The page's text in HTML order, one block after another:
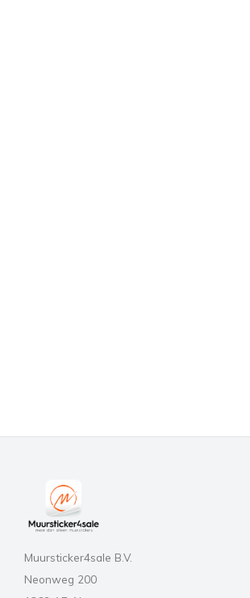
Muursticker4sale B.V.
Neonweg 200